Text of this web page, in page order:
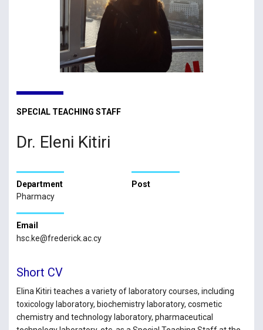
SPECIAL TEACHING STAFF
Dr. Eleni Kitiri
Department
Pharmacy
Post
Email
hsc.ke@frederick.ac.cy
Short CV
Elina Kitiri teaches a variety of laboratory courses, including
toxicology laboratory, biochemistry laboratory, cosmetic
chemistry and technology laboratory, pharmaceutical